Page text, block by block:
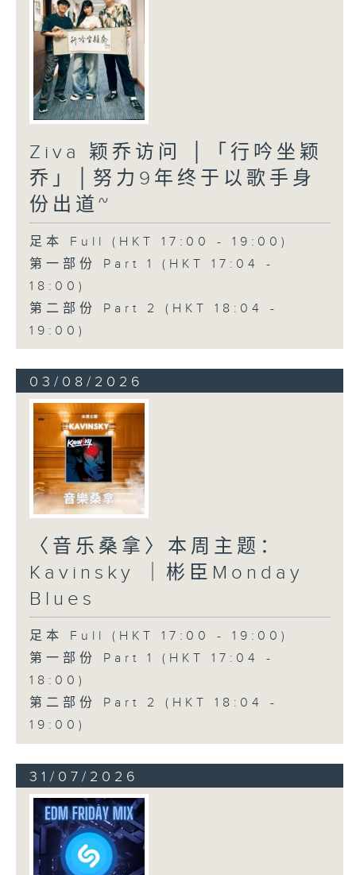
Ziva 颖乔访问 │「行吟坐颖
乔」│努力9年终于以歌手身
份出道~
足本 Full (HKT 17:00 - 19:00)
第一部份 Part 1 (HKT 17:04 -
18:00)
第二部份 Part 2 (HKT 18:04 -
19:00)
03/08/2026
〈音乐桑拿〉本周主题：
Kavinsky ｜彬臣Monday
Blues
足本 Full (HKT 17:00 - 19:00)
第一部份 Part 1 (HKT 17:04 -
18:00)
第二部份 Part 2 (HKT 18:04 -
19:00)
31/07/2026